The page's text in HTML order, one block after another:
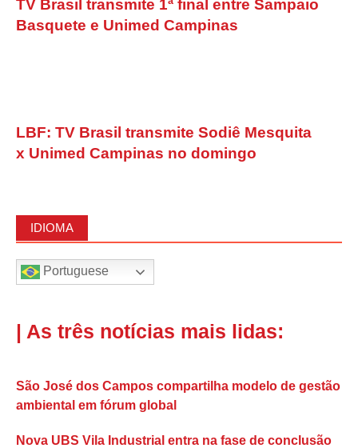
TV Brasil transmite 1ª final entre Sampaio
Basquete e Unimed Campinas
LBF: TV Brasil transmite Sodiê Mesquita
x Unimed Campinas no domingo
IDIOMA
Portuguese
| As três notícias mais lidas:
São José dos Campos compartilha modelo de gestão
ambiental em fórum global
Nova UBS Vila Industrial entra na fase de conclusão